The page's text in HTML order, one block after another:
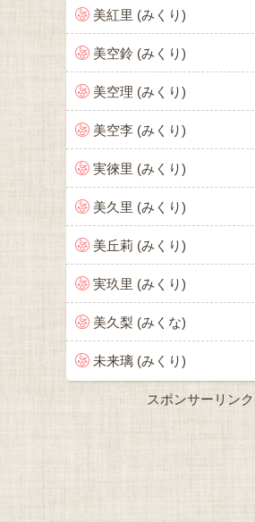
美紅里 (みくり)
美空鈴 (みくり)
美空理 (みくり)
美空李 (みくり)
実徠里 (みくり)
美久里 (みくり)
美丘莉 (みくり)
実玖里 (みくり)
美久梨 (みくな)
未来璃 (みくり)
スポンサーリンク